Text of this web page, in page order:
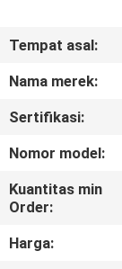
TENTANG
KAMI
TUR
PABRIK
KONTROL
KUALITAS
Tempat asal:
Nama merek:
Sertifikasi:
Nomor model:
Kuantitas min
Order:
Harga: